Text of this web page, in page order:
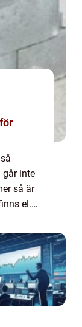
går inte
så är
el.